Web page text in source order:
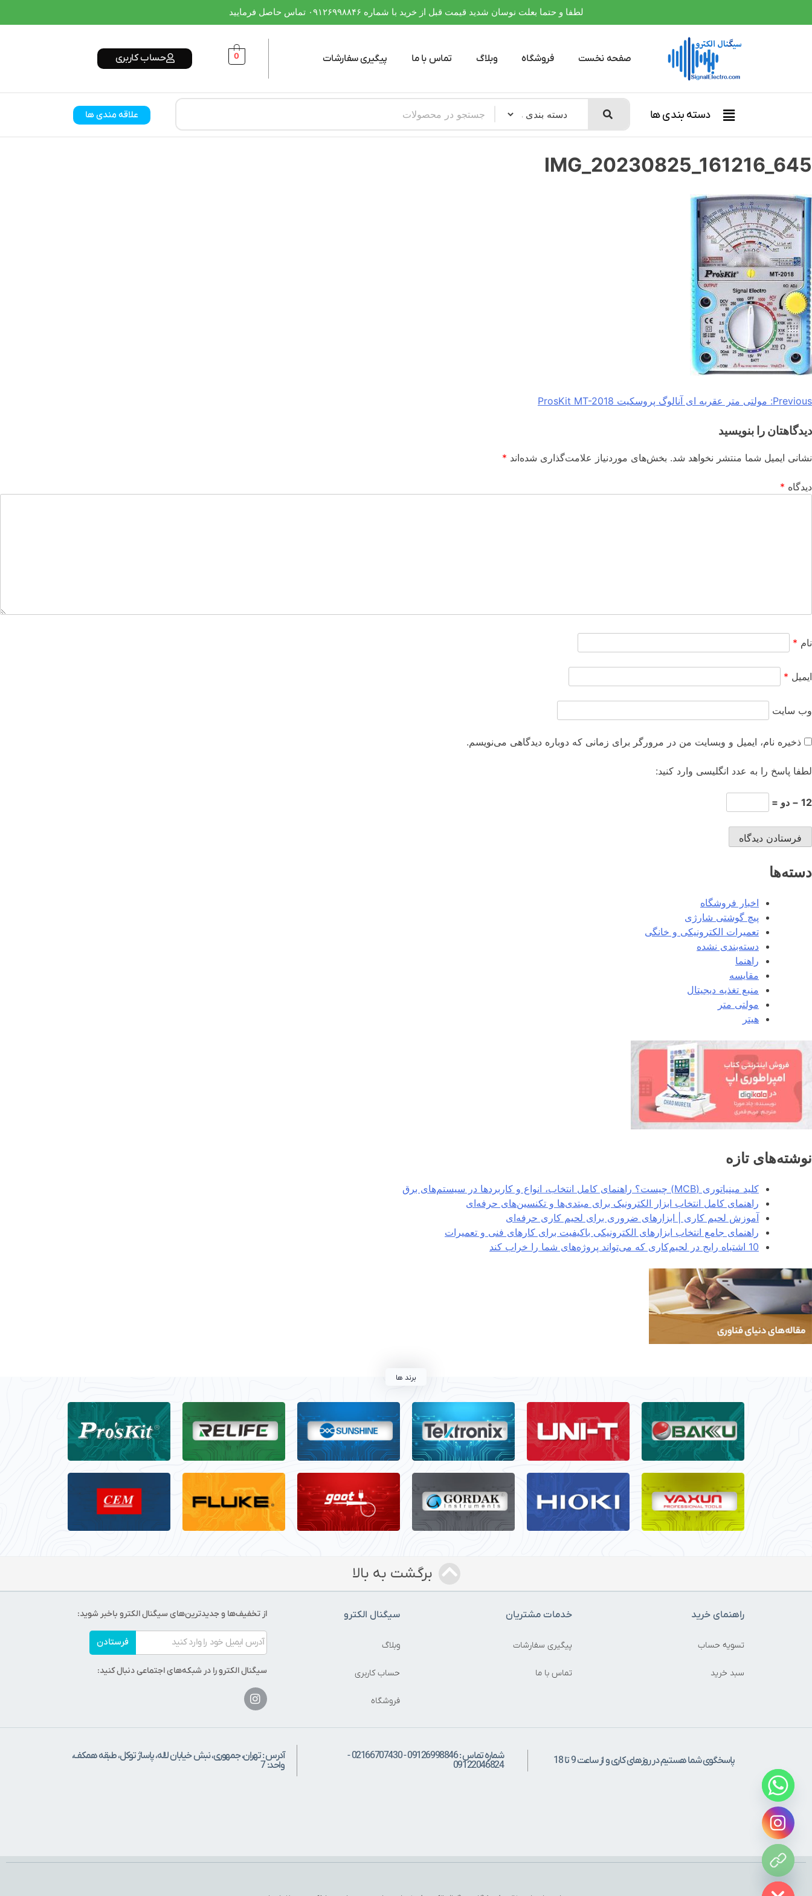
لطفا و حتما بعلت نوسان شدید قیمت قبل از خرید با شماره ۰۹۱۲۶۹۹۸۸۴۶ تماس حاصل فرمایید
صفحه نخست فروشگاه وبلاگ تماس با ما پیگیری سفارشات 0 حساب کاربری
دسته بندی ها علاقه مندی ها
IMG_20230825_161216_645
Previous: مولتی متر عقربه ای آنالوگ پروسکیت ProsKit MT-2018
دیدگاهتان را بنویسید
نشانی ایمیل شما منتشر نخواهد شد. بخش‌های موردنیاز علامت‌گذاری شده‌اند *
دیدگاه *
نام *
ایمیل *
وب‌ سایت
ذخیره نام، ایمیل و وبسایت من در مرورگر برای زمانی که دوباره دیدگاهی می‌نویسم.
لطفا پاسخ را به عدد انگلیسی وارد کنید:
12 − دو =
دسته‌ها
اخبار فروشگاه
پیچ گوشتی شارژی
تعمیرات الکترونیکی و خانگی
دسته‌بندی نشده
راهنما
مقایسه
منبع تغذیه دیجیتال
مولتی متر
هیتر
نوشته‌های تازه
کلید مینیاتوری (MCB) چیست؟ راهنمای کامل انتخاب، انواع و کاربردها در سیستم‌های برق
راهنمای کامل انتخاب ابزار الکترونیک برای مبتدی‌ها و تکنسین‌های حرفه‌ای
آموزش لحیم کاری | ابزارهای ضروری برای لحیم کاری حرفه‌ای
راهنمای جامع انتخاب ابزارهای الکترونیکی باکیفیت برای کارهای فنی و تعمیرات
10 اشتباه رایج در لحیم‌کاری که می‌تواند پروژه‌های شما را خراب کند
برند ها
برگشت به بالا
راهنمای خرید
تسویه حساب
سبد خرید
خدمات مشتریان
پیگیری سفارشات
تماس با ما
سیگنال الکترو
وبلاگ
حساب کاربری
فروشگاه
از تخفیف‌ها و جدیدترین‌های سیگنال الکترو باخبر شوید:
فرستادن
سیگنال الکترو را در شبکه‌های اجتماعی دنبال کنید:
پاسخگوی شما هستیم در روزهای کاری و از ساعت 9 تا 18
شماره تماس : 09126998846 - 02166707430 -
09122046824
آدرس : تهران، جمهوری، نبش خیابان لاله، پاساژ توکل، طبقه همکف،
واحد: 7
Hide